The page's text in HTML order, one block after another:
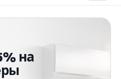
на